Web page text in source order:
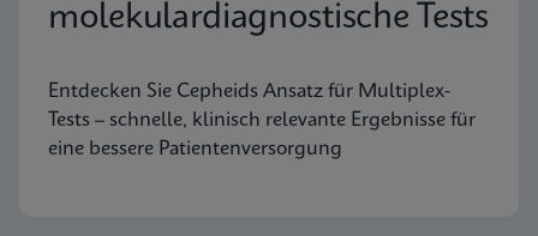
molekulardiagnostische Tests
Entdecken Sie Cepheids Ansatz für Multiplex-
Tests – schnelle, klinisch relevante Ergebnisse für
eine bessere Patientenversorgung